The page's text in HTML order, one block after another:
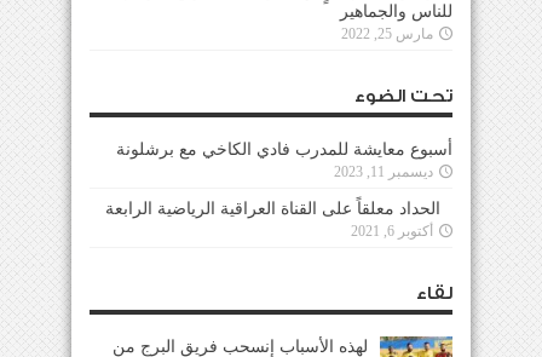
للناس والجماهير
مارس 25, 2022
تحت الضوء
أسبوع معايشة للمدرب فادي الكاخي مع برشلونة
ديسمبر 11, 2023
الحداد معلقاً على القناة العراقية الرياضية الرابعة
أكتوبر 6, 2021
لقاء
لهذه الأسباب إنسحب فريق البرج من